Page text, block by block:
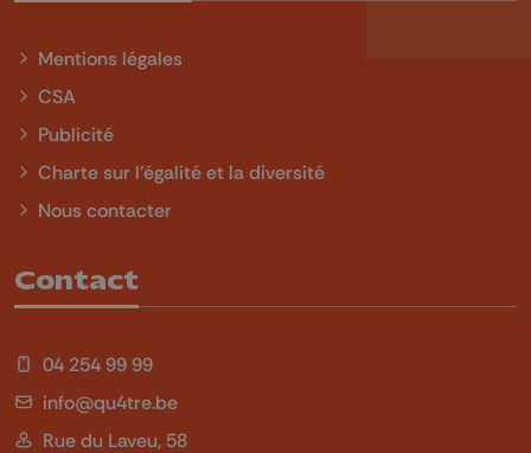
Mentions légales
CSA
Publicité
Charte sur l'égalité et la diversité
Nous contacter
Contact
04 254 99 99
info@qu4tre.be
Rue du Laveu, 58